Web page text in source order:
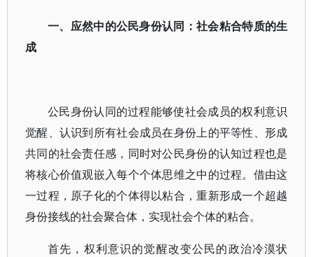
一、应然中的公民身份认同：社会粘合特质的生
成
公民身份认同的过程能够使社会成员的权利意识
觉醒、认识到所有社会成员在身份上的平等性、形成
共同的社会责任感，同时对公民身份的认知过程也是
将核心价值观嵌入每个个体思维之中的过程。借由这
一过程，原子化的个体得以粘合，重新形成一个超越
身份接线的社会聚合体，实现社会个体的粘合。
首先，权利意识的觉醒改变公民的政治冷漠状